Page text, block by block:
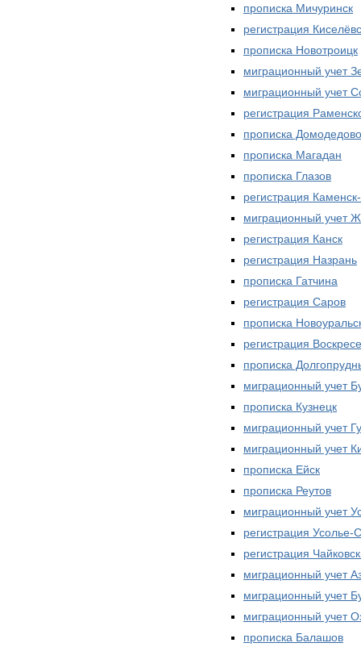
прописка Мичуринск
регистрация
прописка Новотроицк
миграционный учет
миграционный учет
регистрация
прописка Домодедово
прописка Магадан
прописка Глазов
регистрация
миграционный учет
регистрация Канск
регистрация Назрань
прописка Гатчина
регистрация Саров
прописка
регистрация
прописка
миграционный учет
прописка Кузнецк
миграционный учет
миграционный учет
прописка Ейск
прописка Реутов
миграционный учет
регистрация Усолье-
регистрация
миграционный учет
миграционный учет
миграционный учет
прописка Балашов